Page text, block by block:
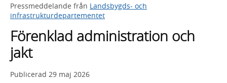
framträder
en
med
sökförslag
Pressmeddelande från Landsbygds- och
infrastrukturdepartementet
Förenklad administration och
jakt
Publicerad 29 maj 2026